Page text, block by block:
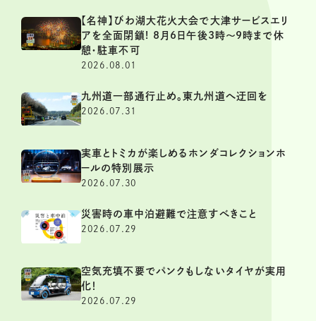
【名神】びわ湖大花火大会で大津サービスエリ
アを全面閉鎖! 8月6日午後3時～9時まで休
憩・駐車不可
2026.08.01
九州道一部通行止め。東九州道へ迂回を
2026.07.31
実車とトミカが楽しめるホンダコレクションホ
ールの特別展示
2026.07.30
災害時の車中泊避難で注意すべきこと
2026.07.29
空気充填不要でパンクもしないタイヤが実用
化！
2026.07.29